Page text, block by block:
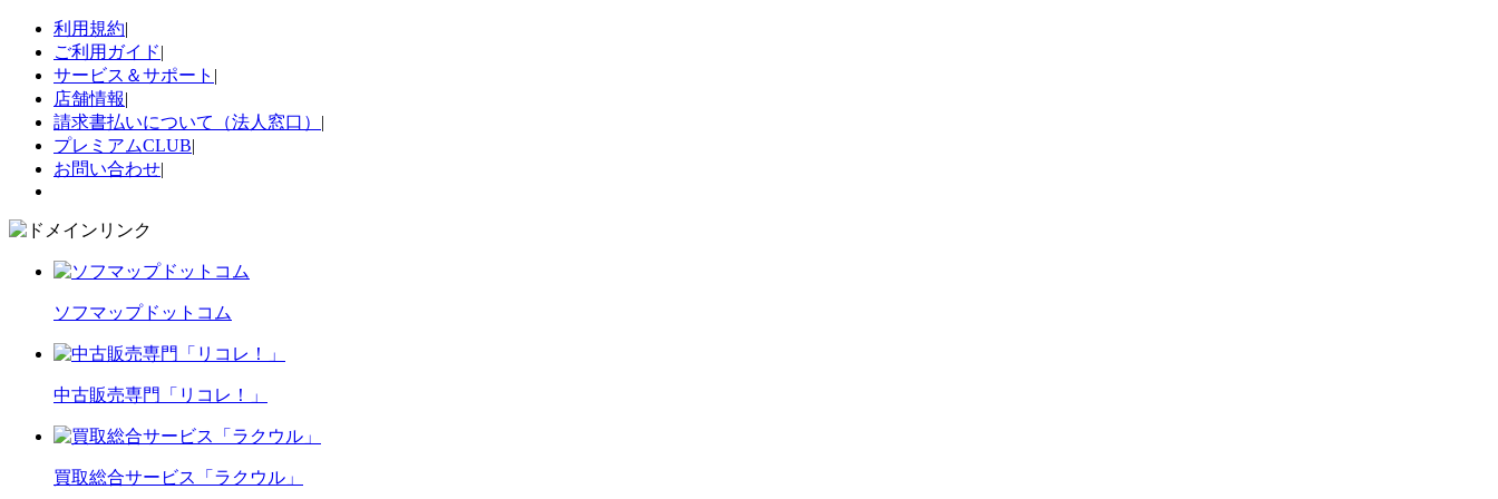
利用規約|
ご利用ガイド|
サービス＆サポート |
店舗情報|
請求書払いについて（法人窓口） |
プレミアムCLUB|
お問い合わせ|
ソフマップドットコム
中古販売専門「リコレ！」
買取総合サービス「ラクウル」